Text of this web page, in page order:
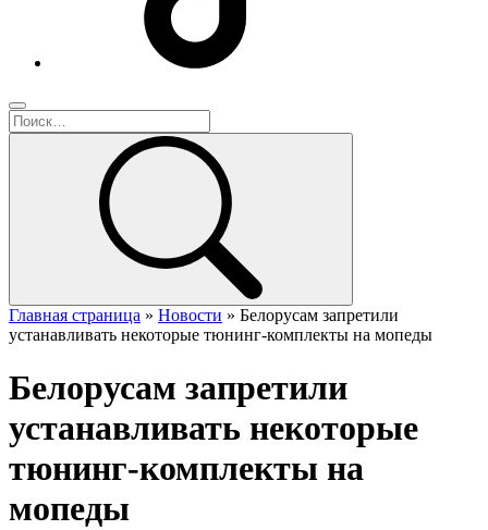
Главная страница » Новости » Белорусам запретили
устанавливать некоторые тюнинг-комплекты на мопеды
Белорусам запретили
устанавливать некоторые
тюнинг-комплекты на
мопеды